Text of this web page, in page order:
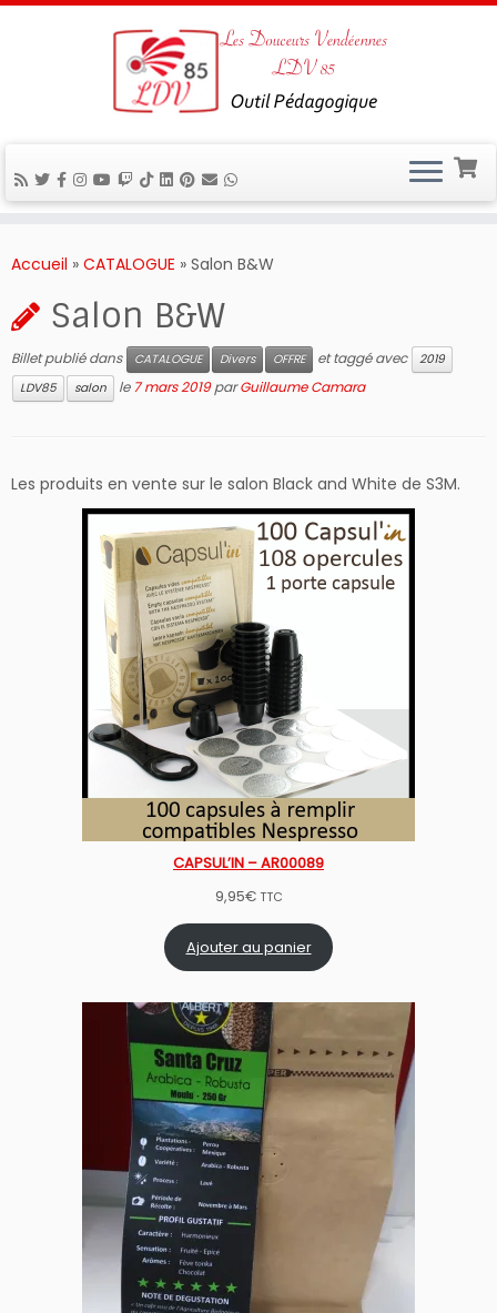
auAccueil » CATALOGUE » Salon B&W
Salon B&W
Billet publié dans CATALOGUE Divers OFFRE et taggé avec
2019
LDV85
salon le 7 mars 2019 parGuillaume Camara
Les produits en vente sur le salon Black and White de S3M.
CAPSUL’IN – AR00089
9,95€ TTC
Ajouter au panier